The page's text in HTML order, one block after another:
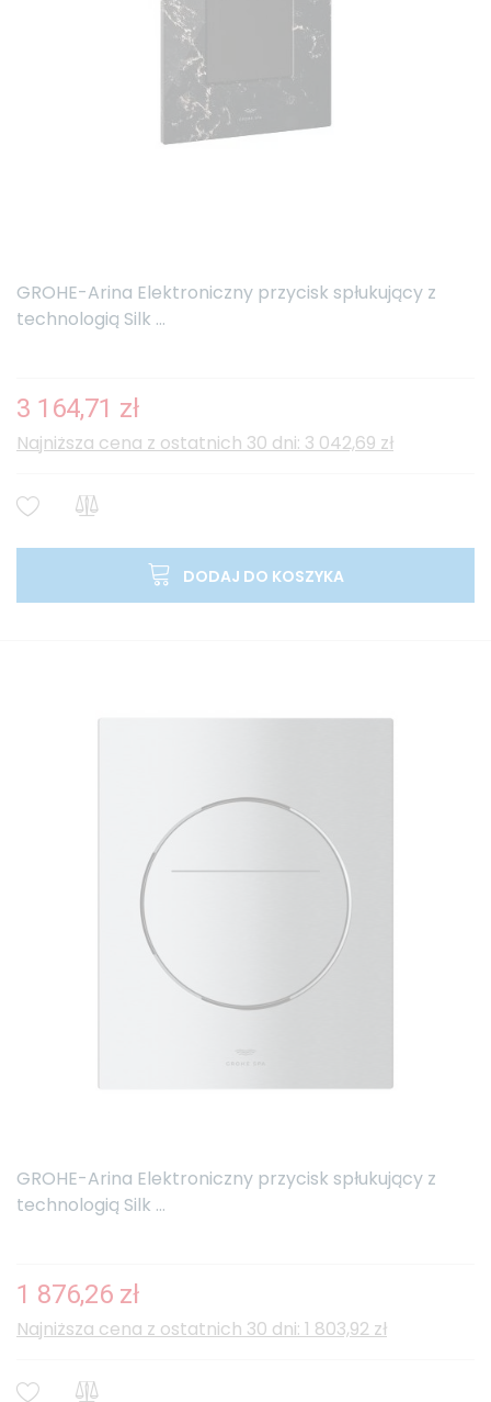
GROHE-Arina Elektroniczny przycisk spłukujący z
technologią Silk ...
3 164,71 zł
Najniższa cena z ostatnich 30 dni: 3 042,69 zł
DODAJ DO KOSZYKA
GROHE-Arina Elektroniczny przycisk spłukujący z
technologią Silk ...
1 876,26 zł
Najniższa cena z ostatnich 30 dni: 1 803,92 zł